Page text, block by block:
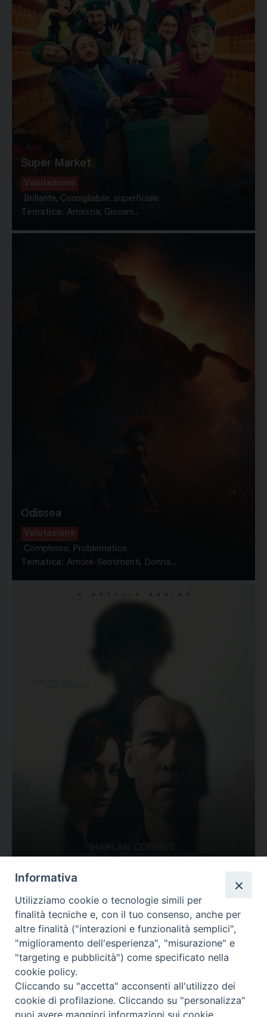
Super Market
Valutazione
Brillante, Consigliabile, superficiale
Tematica: Amicizia, Giovani...
Odissea
Valutazione
Complesso, Problematico
Tematica: Amore-Sentimenti, Donna...
Valutazione
Complesso, Problematico
Tematica: Amore-Sentimenti, Carcere...
Informativa
Utilizziamo cookie o tecnologie simili per
finalità tecniche e, con il tuo consenso, anche per
altre finalità ("interazioni e funzionalità semplici",
"miglioramento dell'esperienza", "misurazione" e
"targeting e pubblicità") come specificato nella
cookie policy.
Cliccando su "accetta" acconsenti all'utilizzo dei
cookie di profilazione. Cliccando su "personalizza"
puoi avere maggiori informazioni sui cookie